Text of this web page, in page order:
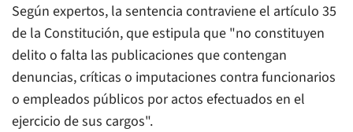
Según expertos, la sentencia contraviene el artículo 35
de la Constitución, que estipula que "no constituyen
delito o falta las publicaciones que contengan
denuncias, críticas o imputaciones contra funcionarios
o empleados públicos por actos efectuados en el
ejercicio de sus cargos".